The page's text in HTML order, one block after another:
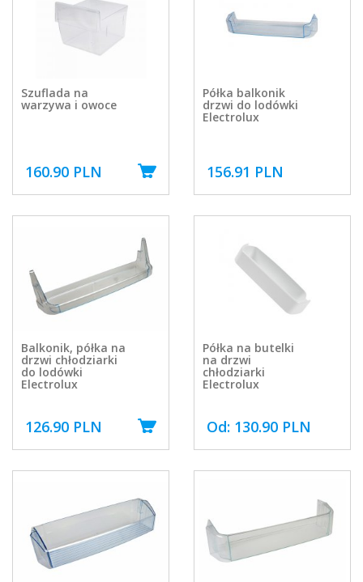
Szuflada na
warzywa i owoce
160.90 PLN
Półka balkonik
drzwi do lodówki
Electrolux
156.91 PLN
Balkonik, półka na
drzwi chłodziarki
do lodówki
Electrolux
126.90 PLN
Półka na butelki
na drzwi
chłodziarki
Electrolux
Od: 130.90 PLN